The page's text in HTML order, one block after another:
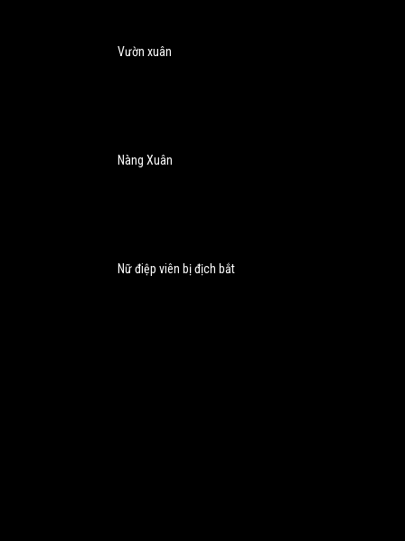
Vườn xuân
Nàng Xuân
Nữ điệp viên bị địch bắt